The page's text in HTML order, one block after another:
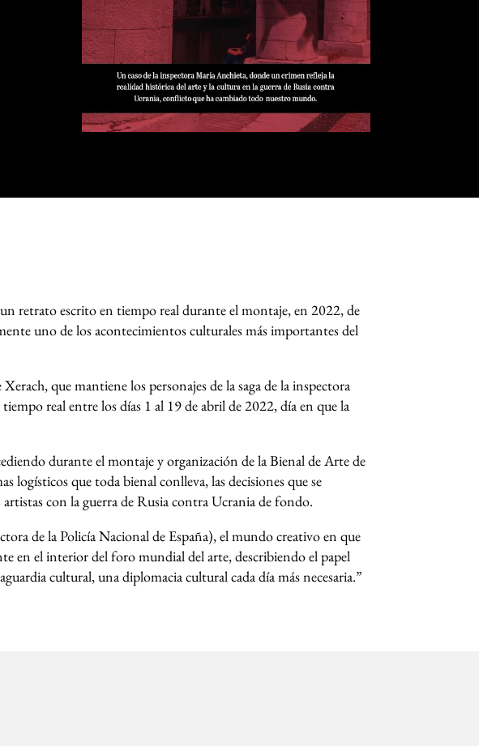
retrato escrito en tiempo real durante el montaje, en 2022, de
uno de los acontecimientos culturales más importantes del
que mantiene los personajes de la saga de la inspectora
real entre los días 1 al 19 de abril de 2022, día en que la
durante el montaje y organización de la Bienal de Arte de
logísticos que toda bienal conlleva, las decisiones que se
con la guerra de Rusia contra Ucrania de fondo.
de la Policía Nacional de España), el mundo creativo en que
en el interior del foro mundial del arte, describiendo el papel
cultural, una diplomacia cultural cada día más necesaria.”